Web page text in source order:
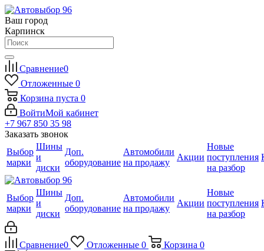
Ваш город
Карпинск
Сравнение0
Отложенные 0
Корзина пуста 0
ВойтиМой кабинет
+7 967 850 35 98
Заказать звонок
Выбор
марки
Шины
и
диски
Доп.
оборудование
Автомобили
на продажу
Акции
Новые
поступления
на разбор
Выбор
марки
Шины
и
диски
Доп.
оборудование
Автомобили
на продажу
Акции
Новые
поступления
на разбор
Сравнение0 Отложенные 0 Корзина 0